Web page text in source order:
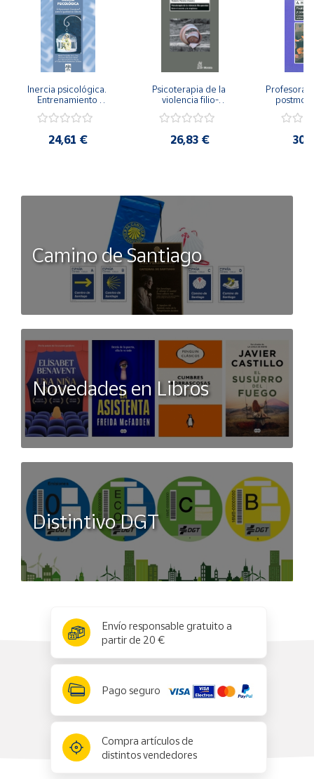
Inercia psicológica.
Entrenamiento
Igualdad de Género.
24,61 €
Psicoterapia de la
violencia filio-
secreto y la
26,83 €
Camino de Santiago
Novedades en Libros
Distintivo DGT
Envío responsable gratuito a
partir de 20 €
Pago seguro
Compra artículos de
distintos vendedores